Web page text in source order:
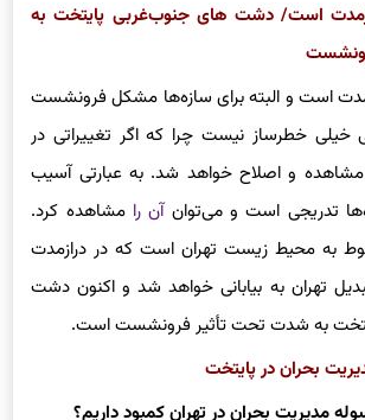
است/ دشت های جنوب‌غربی پایتخت به
است و البته برای سازه‌ها مشکل فرونشست
خطرساز نیست چرا که اگر تغییراتی در
مشاهده و اصلاح خواهد شد. به عبارتی آسیب
تدریجی است و می‌توانآن را مشاهده کرد.
به محیط زیست تهران است که در درازمدت
تهران به بیابانی خواهد شد و اکنون دشت
به شدت تحت تأثیر فرونشست است.
مدیریت بحران در تهران کمبود داریم؟